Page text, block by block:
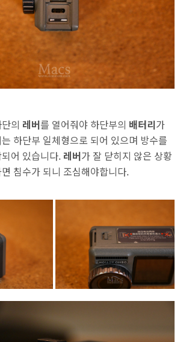
의 레버를 열어줘야 하단부의 배터리가
하단부 일체형으로 되어 있으며 방수를
어 있습니다. 레버가 잘 닫히지 않은 상황
침수가 되니 조심해야합니다.